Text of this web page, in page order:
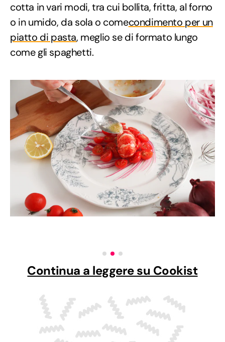
cotta in vari modi, tra cui bollita, fritta, al forno
o in umido, da sola o comecondimento per un
piatto di pasta, meglio se di formato lungo
come gli spaghetti.
Continua a leggere su Cookist